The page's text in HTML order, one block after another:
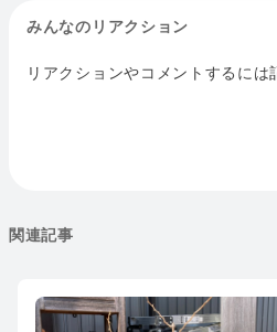
みんなのリアクション
リアクションやコメントするには
関連記事